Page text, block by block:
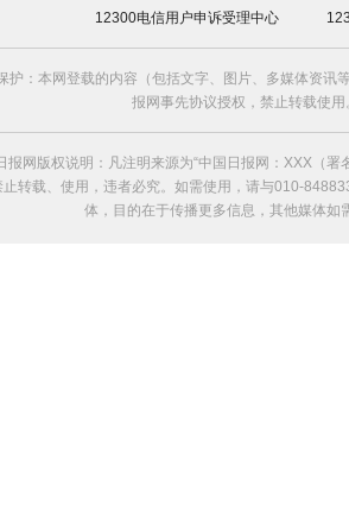
12300电信用户申诉受理中心
护：本网登载的内容（包括文字、图片、多媒体资
报网事先协议授权，禁止转载使
报网版权说明：凡注明来源为“中国日报网：XXX（
止转载、使用，违者必究。如需使用，请与010-
体，目的在于传播更多信息，其他媒体